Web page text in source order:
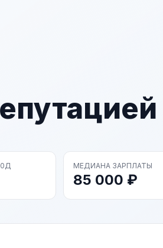
МЕДИАНА ЗАРПЛАТЫ
85 000 ₽